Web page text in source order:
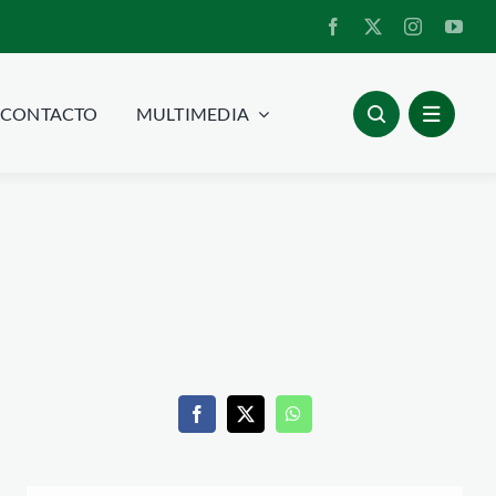
CONTACTO MULTIMEDIA